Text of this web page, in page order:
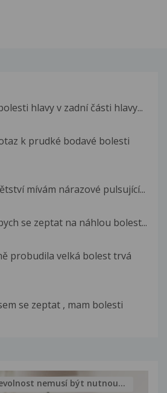
hlavy v zadní části hlavy...
k prudké bodavé bolesti
mívám nárazové pulsující...
se zeptat na náhlou bolest...
probudila velká bolest trvá
se zeptat , mam bolesti
nemusí být nutnou...